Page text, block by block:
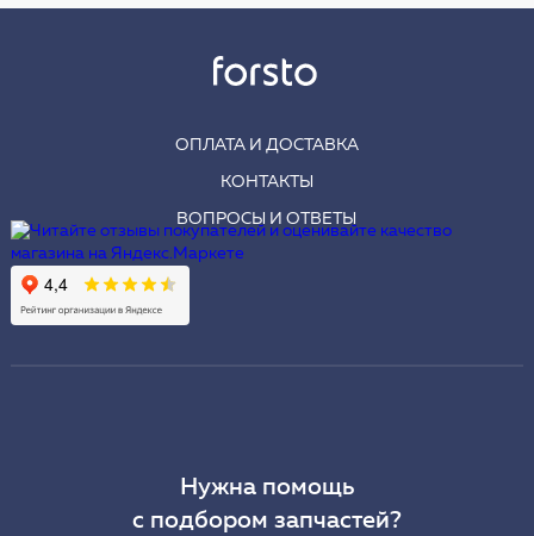
ОПЛАТА И ДОСТАВКА
КОНТАКТЫ
ВОПРОСЫ И ОТВЕТЫ
Нужна помощь
с подбором запчастей?